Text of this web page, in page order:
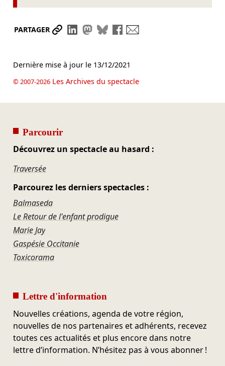
PARTAGER Partager le lien
Partager sur LinkedIn
Partager sur Mastodon
Partager sur Bluesky
Partager sur Facebook
Dernière mise à jour le 13/12/2021
© 2007-2026Les Archives du spectacle
Parcourir
Découvrez un spectacle au hasard :
Traversée
Parcourez les derniers spectacles :
Balmaseda
Le Retour de l'enfant prodigue
Marie Jay
Gaspésie Occitanie
Toxicorama
Lettre d'information
Nouvelles créations, agenda de votre région,
nouvelles de nos partenaires et adhérents, recevez
toutes ces actualités et plus encore dans notre
lettre d’information. N’hésitez pas à vous abonner !